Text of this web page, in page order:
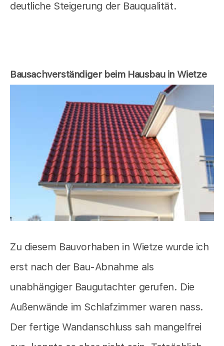
deutliche Steigerung der Bauqualität.
Bausachverständiger beim Hausbau in Wietze
Zu diesem Bauvorhaben in Wietze wurde ich
erst nach der Bau-Abnahme als
unabhängiger Baugutachter gerufen. Die
Außenwände im Schlafzimmer waren nass.
Der fertige Wandanschluss sah mangelfrei